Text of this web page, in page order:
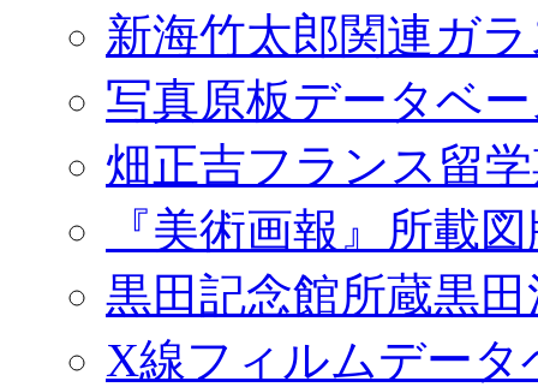
新海竹太郎関連ガ
写真原板データベ
畑正吉フランス留
『美術画報』所載
黒田記念館所蔵黒
X線フィルムデータ